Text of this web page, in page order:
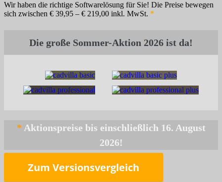
Wir haben die richtige Softwarelösung für Sie! Die Preise bewegen
sich zwischen € 39,95 – € 219,00 inkl. MwSt. *
*
Zum Versionsvergleich